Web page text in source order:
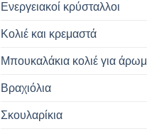
Ενεργειακοί κρύσταλλοι
Κολιέ και κρεμαστά
Μπουκαλάκια κολιέ για
Βραχιόλια
Σκουλαρίκια